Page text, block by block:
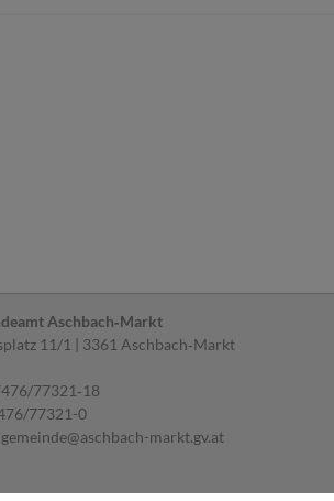
Aschbach‐Markt
11/1 | 3361 Aschbach‐Markt
77321‐18
77321-0
gemeinde@aschbach-markt.gv.at